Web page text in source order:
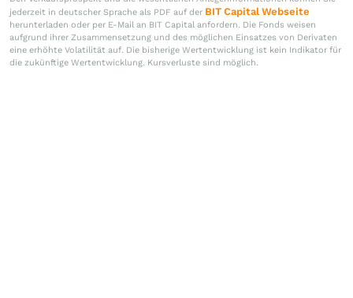
jederzeit in deutscher Sprache als PDF auf der BIT Capital Webseite
herunterladen oder per E-Mail an BIT Capital anfordern. Die Fonds weisen
aufgrund ihrer Zusammensetzung und des möglichen Einsatzes von Derivaten
eine erhöhte Volatilität auf. Die bisherige Wertentwicklung ist kein Indikator für
die zukünftige Wertentwicklung. Kursverluste sind möglich.